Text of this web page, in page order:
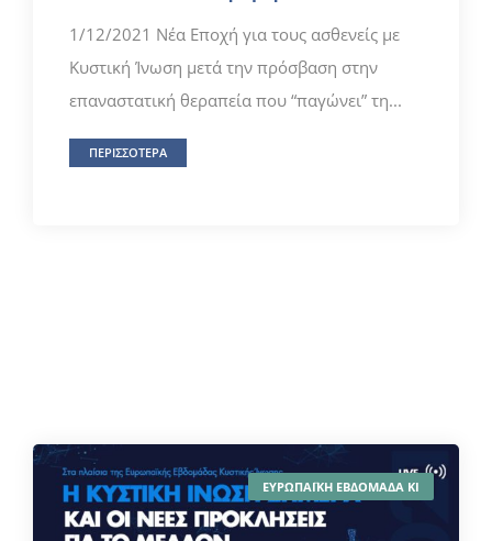
1/12/2021 Νέα Εποχή για τους ασθενείς με
Κυστική Ίνωση μετά την πρόσβαση στην
επαναστατική θεραπεία που “παγώνει” τη...
ΠΕΡΙΣΣΟΤΕΡΑ
ΕΥΡΩΠΑΪΚΗ ΕΒΔΟΜΑΔΑ ΚΙ